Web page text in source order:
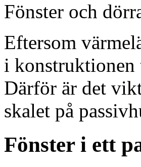
Fönster och
Eftersom
i konstruktionen
Därför är det
skalet på
Fönster i ett